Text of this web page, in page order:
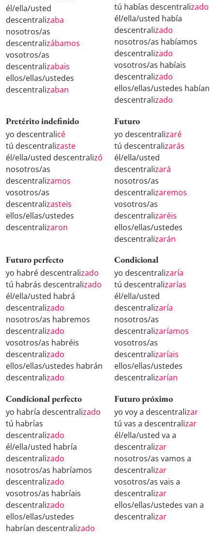
él/ella/usted
descentralizaba
nosotros/as
descentralizábamos
vosotros/as
descentralizabais
ellos/ellas/ustedes
descentralizaban
tú habías descentralizado
él/ella/usted había
descentralizado
nosotros/as habíamos
descentralizado
vosotros/as habíais
descentralizado
ellos/ellas/ustedes habían
descentralizado
Pretérito indefinido
yo descentralicé
tú descentralizaste
él/ella/usted descentralizó
nosotros/as
descentralizamos
vosotros/as
descentralizasteis
ellos/ellas/ustedes
descentralizaron
Futuro
yo descentralizaré
tú descentralizarás
él/ella/usted
descentralizará
nosotros/as
descentralizaremos
vosotros/as
descentralizaréis
ellos/ellas/ustedes
descentralizarán
Futuro perfecto
yo habré descentralizado
tú habrás descentralizado
él/ella/usted habrá
descentralizado
nosotros/as habremos
descentralizado
vosotros/as habréis
descentralizado
ellos/ellas/ustedes habrán
descentralizado
Condicional
yo descentralizaría
tú descentralizarías
él/ella/usted
descentralizaría
nosotros/as
descentralizaríamos
vosotros/as
descentralizaríais
ellos/ellas/ustedes
descentralizarían
Condicional perfecto
yo habría descentralizado
tú habrías
descentralizado
él/ella/usted habría
descentralizado
nosotros/as habríamos
descentralizado
vosotros/as habríais
descentralizado
ellos/ellas/ustedes
habrían descentralizado
Futuro próximo
yo voy a descentralizar
tú vas a descentralizar
él/ella/usted va a
descentralizar
nosotros/as vamos a
descentralizar
vosotros/as vais a
descentralizar
ellos/ellas/ustedes van a
descentralizar